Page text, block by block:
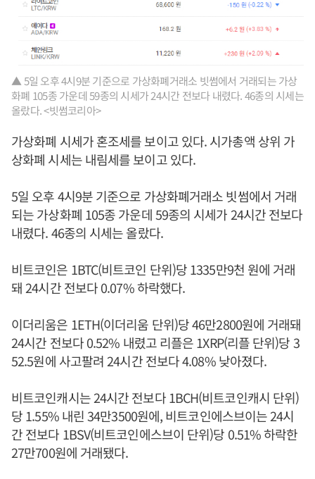
▲ 5일 오후 4시9분 기준으로 가상화폐거래소 빗썸에서 거래되는 가상
화폐 105종 가운데 59종의 시세가 24시간 전보다 내렸다. 46종의 시세는
올랐다. <빗썸코리아>
가상화폐 시세가 혼조세를 보이고 있다. 시가총액 상위 가
상화폐 시세는 내림세를 보이고 있다.
5일 오후 4시9분 기준으로 가상화폐거래소 빗썸에서 거래
되는 가상화폐 105종 가운데 59종의 시세가 24시간 전보다
내렸다. 46종의 시세는 올랐다.
비트코인은 1BTC(비트코인 단위)당 1335만9천 원에 거래
돼 24시간 전보다 0.07% 하락했다.
이더리움은 1ETH(이더리움 단위)당 46만2800원에 거래돼
24시간 전보다 0.52% 내렸고 리플은 1XRP(리플 단위)당 3
52.5원에 사고팔려 24시간 전보다 4.08% 낮아졌다.
비트코인캐시는 24시간 전보다 1BCH(비트코인캐시 단위)
당 1.55% 내린 34만3500원에, 비트코인에스브이는 24시
간 전보다 1BSV(비트코인에스브이 단위)당 0.51% 하락한
27만700원에 거래됐다.